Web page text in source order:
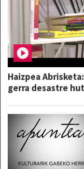
Haizpea
gerra desastre